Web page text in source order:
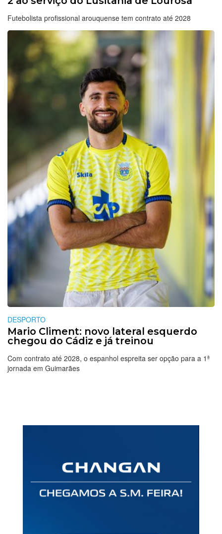
Futebolista profissional arouquense tem contrato até 2028
DESPORTO
Mario Climent: novo lateral esquerdo
chegou do Cádiz e já treinou
Com contrato até 2028, o espanhol espreita ser opção para a 1ª
jornada em Guimarães